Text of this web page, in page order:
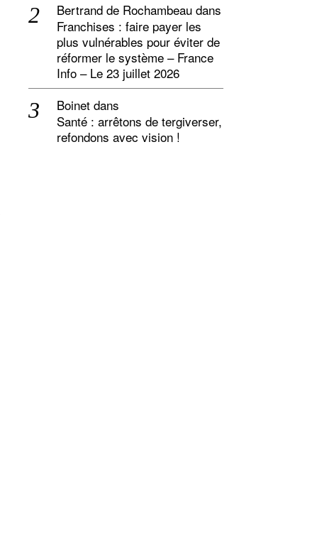
Bertrand de Rochambeau dans
Franchises : faire payer les
plus vulnérables pour éviter de
réformer le système – France
Info – Le 23 juillet 2026
Boinet dans
Santé : arrêtons de tergiverser,
refondons avec vision !